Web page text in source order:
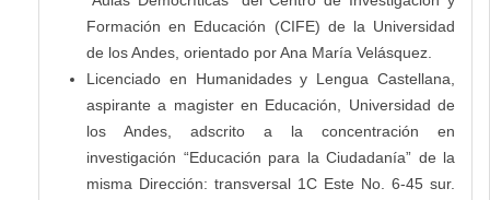
Formación en Educación (CIFE) de la Universidad
de los Andes, orientado por Ana María Velásquez.
Licenciado en Humanidades y Lengua Castellana,
aspirante a magister en Educación, Universidad de
los Andes, adscrito a la concentración en
investigación “Educación para la Ciudadanía” de la
misma Dirección: transversal 1C Este No. 6-45 sur.